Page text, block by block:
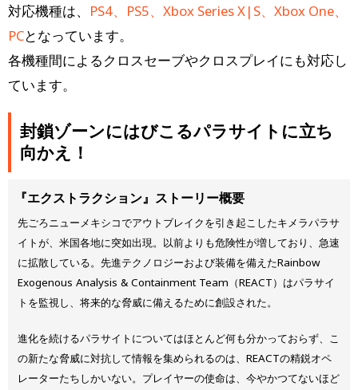
対応機種は、 PS4、PS5、Xbox Series X|S、Xbox One、
PCとなっています。
各機種間によるクロスセーブやクロスプレイにも対応し
ています。
封鎖ゾーンにはびこるパラサイトに立ち
向かえ！
『エクストラクション』ストーリー概要
先ごろニューメキシコでアウトブレイクを引き起こしたキメラパラサ
イトが、米国各地に突如出現。以前よりも危険性が増しており、急速
に拡散している。先進テクノロジーおよび装備を備えたRainbow
Exogenous Analysis & Containment Team（REACT）はパラサイ
トを監視し、将来的な脅威に備えるために創設された。
進化を続けるパラサイトについてはほとんど何も分かっておらず、こ
の新たな脅威に対抗して情報を集められるのは、REACTの精鋭オペ
レーターたちしかいない。プレイヤーの使命は、今やかつてないほど